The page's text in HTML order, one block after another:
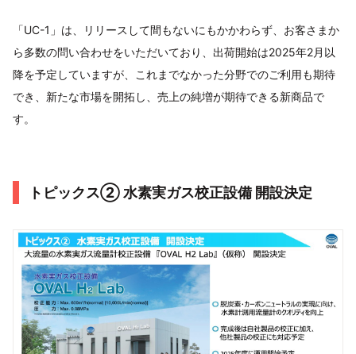
「UC-1」は、リリースして間もないにもかかわらず、お客さまか
ら多数の問い合わせをいただいており、出荷開始は2025年2月以
降を予定していますが、これまでなかった分野でのご利用も期待
でき、新たな市場を開拓し、売上の純増が期待できる新商品で
す。
トピックス② 水素実ガス校正設備 開設決定